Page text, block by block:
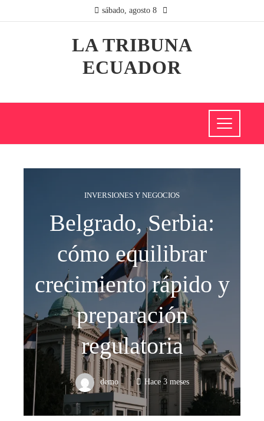
sábado, agosto 8
LA TRIBUNA
ECUADOR
INVERSIONES Y NEGOCIOS
Belgrado, Serbia:
cómo equilibrar
crecimiento rápido y
preparación
regulatoria
demo Hace 3 meses